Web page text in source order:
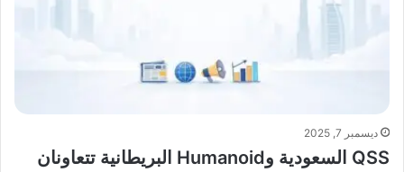
ديسمبر 7, 2025
​QSS السعودية وHumanoid البريطانية تتعاونان